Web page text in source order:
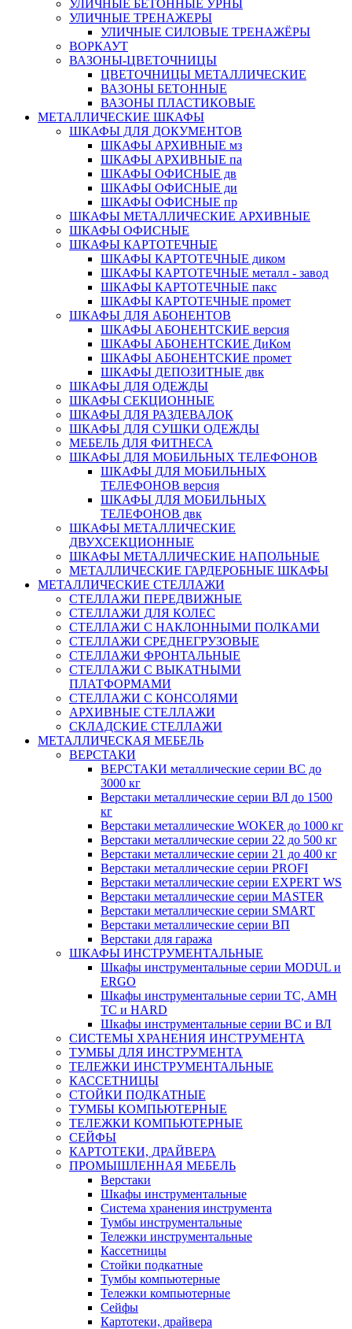
УЛИЧНЫЕ БЕТОННЫЕ УРНЫ
УЛИЧНЫЕ ТРЕНАЖЕРЫ
УЛИЧНЫЕ СИЛОВЫЕ ТРЕНАЖЁРЫ
ВОРКАУТ
ВАЗОНЫ-ЦВЕТОЧНИЦЫ
ЦВЕТОЧНИЦЫ МЕТАЛЛИЧЕСКИЕ
ВАЗОНЫ БЕТОННЫЕ
ВАЗОНЫ ПЛАСТИКОВЫЕ
МЕТАЛЛИЧЕСКИЕ ШКАФЫ
ШКАФЫ ДЛЯ ДОКУМЕНТОВ
ШКАФЫ АРХИВНЫЕ мз
ШКАФЫ АРХИВНЫЕ па
ШКАФЫ ОФИСНЫЕ дв
ШКАФЫ ОФИСНЫЕ ди
ШКАФЫ ОФИСНЫЕ пр
ШКАФЫ МЕТАЛЛИЧЕСКИЕ АРХИВНЫЕ
ШКАФЫ ОФИСНЫЕ
ШКАФЫ КАРТОТЕЧНЫЕ
ШКАФЫ КАРТОТЕЧНЫЕ диком
ШКАФЫ КАРТОТЕЧНЫЕ металл - завод
ШКАФЫ КАРТОТЕЧНЫЕ пакс
ШКАФЫ КАРТОТЕЧНЫЕ промет
ШКАФЫ ДЛЯ АБОНЕНТОВ
ШКАФЫ АБОНЕНТСКИЕ версия
ШКАФЫ АБОНЕНТСКИЕ ДиКом
ШКАФЫ АБОНЕНТСКИЕ промет
ШКАФЫ ДЕПОЗИТНЫЕ двк
ШКАФЫ ДЛЯ ОДЕЖДЫ
ШКАФЫ СЕКЦИОННЫЕ
ШКАФЫ ДЛЯ РАЗДЕВАЛОК
ШКАФЫ ДЛЯ СУШКИ ОДЕЖДЫ
МЕБЕЛЬ ДЛЯ ФИТНЕСА
ШКАФЫ ДЛЯ МОБИЛЬНЫХ ТЕЛЕФОНОВ
ШКАФЫ ДЛЯ МОБИЛЬНЫХ
ТЕЛЕФОНОВ версия
ШКАФЫ ДЛЯ МОБИЛЬНЫХ
ТЕЛЕФОНОВ двк
ШКАФЫ МЕТАЛЛИЧЕСКИЕ
ДВУХСЕКЦИОННЫЕ
ШКАФЫ МЕТАЛЛИЧЕСКИЕ НАПОЛЬНЫЕ
МЕТАЛЛИЧЕСКИЕ ГАРДЕРОБНЫЕ ШКАФЫ
МЕТАЛЛИЧЕСКИЕ СТЕЛЛАЖИ
СТЕЛЛАЖИ ПЕРЕДВИЖНЫЕ
СТЕЛЛАЖИ ДЛЯ КОЛЕС
СТЕЛЛАЖИ С НАКЛОННЫМИ ПОЛКАМИ
СТЕЛЛАЖИ СРЕДНЕГРУЗОВЫЕ
СТЕЛЛАЖИ ФРОНТАЛЬНЫЕ
СТЕЛЛАЖИ С ВЫКАТНЫМИ
ПЛАТФОРМАМИ
СТЕЛЛАЖИ С КОНСОЛЯМИ
АРХИВНЫЕ СТЕЛЛАЖИ
СКЛАДСКИЕ СТЕЛЛАЖИ
МЕТАЛЛИЧЕСКАЯ МЕБЕЛЬ
ВЕРСТАКИ
ВЕРСТАКИ металлические серии ВС до
3000 кг
Верстаки металлические серии ВЛ до 1500
кг
Верстаки металлические WOKER до 1000 кг
Верстаки металлические серии 22 до 500 кг
Верстаки металлические серии 21 до 400 кг
Верстаки металлические серии PROFI
Верстаки металлические серии EXPERT WS
Верстаки металлические серии MASTER
Верстаки металлические серии SMART
Верстаки металлические серии ВП
Верстаки для гаража
ШКАФЫ ИНСТРУМЕНТАЛЬНЫЕ
Шкафы инструментальные серии MODUL и
ERGO
Шкафы инструментальные серии ТС, АМН
ТС и HARD
Шкафы инструментальные серии ВС и ВЛ
СИСТЕМЫ ХРАНЕНИЯ ИНСТРУМЕНТА
ТУМБЫ ДЛЯ ИНСТРУМЕНТА
ТЕЛЕЖКИ ИНСТРУМЕНТАЛЬНЫЕ
КАССЕТНИЦЫ
СТОЙКИ ПОДКАТНЫЕ
ТУМБЫ КОМПЬЮТЕРНЫЕ
ТЕЛЕЖКИ КОМПЬЮТЕРНЫЕ
СЕЙФЫ
КАРТОТЕКИ, ДРАЙВЕРА
ПРОМЫШЛЕННАЯ МЕБЕЛЬ
Верстаки
Шкафы инструментальные
Система хранения инструмента
Тумбы инструментальные
Тележки инструментальные
Кассетницы
Стойки подкатные
Тумбы компьютерные
Тележки компьютерные
Сейфы
Картотеки, драйвера